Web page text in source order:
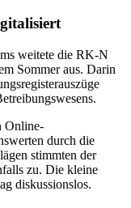
weitete die RK-N
Sommer aus. Darin
Online-
durch die
stimmten der
zu. Die kleine
diskussionslos.